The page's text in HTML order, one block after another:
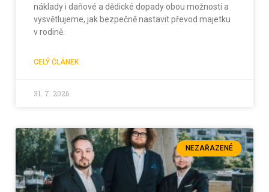
náklady i daňové a dědické dopady obou možností a
vysvětlujeme, jak bezpečně nastavit převod majetku
v rodině.
CELÝ ČLÁNEK
31. 7. 2026
NEZAŘAZENÉ